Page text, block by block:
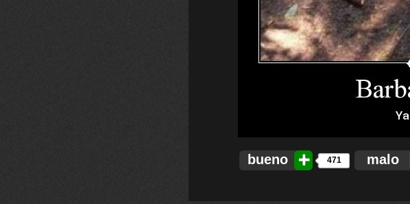
bueno 471 malo